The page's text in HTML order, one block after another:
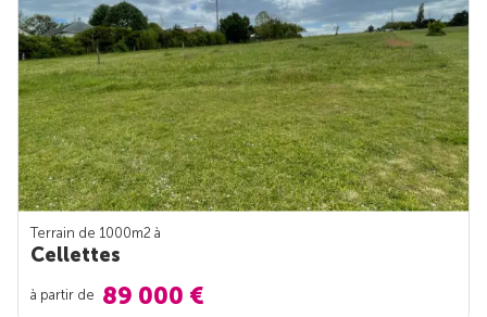
Terrain de 1000m2 à
Cellettes
à partir de 89 000 €